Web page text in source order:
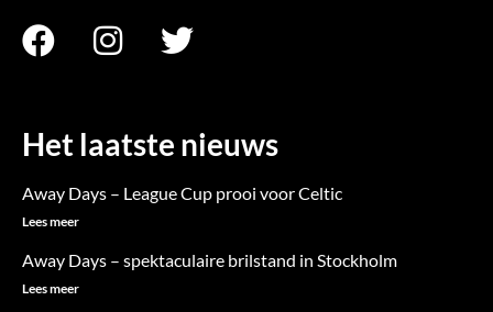
F
e
o
o
k
I
t
g
a
T
t
e
Het laatste nieuws
Away Days – League Cup prooi voor Celtic
Lees meer
Away Days – spektaculaire brilstand in Stockholm
Lees meer